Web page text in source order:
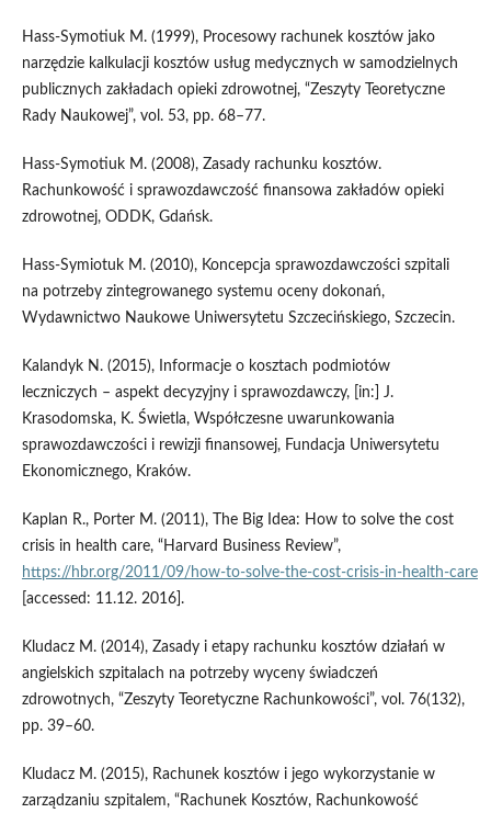
Hass‑Symotiuk M. (1999), Procesowy rachunek kosztów jako
narzędzie kalkulacji kosztów usług medycznych w samodzielnych
publicznych zakładach opieki zdrowotnej, “Zeszyty Teoretyczne
Rady Naukowej”, vol. 53, pp. 68–77.
Hass‑Symotiuk M. (2008), Zasady rachunku kosztów.
Rachunkowość i sprawozdawczość finansowa zakładów opieki
zdrowotnej, ODDK, Gdańsk.
Hass‑Symiotuk M. (2010), Koncepcja sprawozdawczości szpitali
na potrzeby zintegrowanego systemu oceny dokonań,
Wydawnictwo Naukowe Uniwersytetu Szczecińskiego, Szczecin.
Kalandyk N. (2015), Informacje o kosztach podmiotów
leczniczych – aspekt decyzyjny i sprawozdawczy, [in:] J.
Krasodomska, K. Świetla, Współczesne uwarunkowania
sprawozdawczości i rewizji finansowej, Fundacja Uniwersytetu
Ekonomicznego, Kraków.
Kaplan R., Porter M. (2011), The Big Idea: How to solve the cost
crisis in health care, “Harvard Business Review”,
https://hbr.org/2011/09/how‑to‑solve‑the‑cost‑crisis‑in‑health‑care
[accessed: 11.12. 2016].
Kludacz M. (2014), Zasady i etapy rachunku kosztów działań w
angielskich szpitalach na potrzeby wyceny świadczeń
zdrowotnych, “Zeszyty Teoretyczne Rachunkowości”, vol. 76(132),
pp. 39–60.
Kludacz M. (2015), Rachunek kosztów i jego wykorzystanie w
zarządzaniu szpitalem, “Rachunek Kosztów, Rachunkowość